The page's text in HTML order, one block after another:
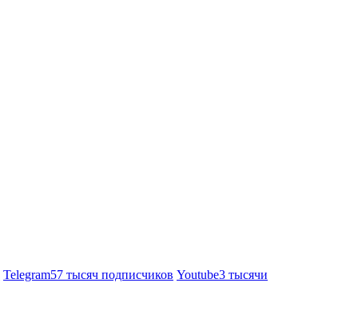
Telegram57 тысяч подписчиков Youtube3 тысячи